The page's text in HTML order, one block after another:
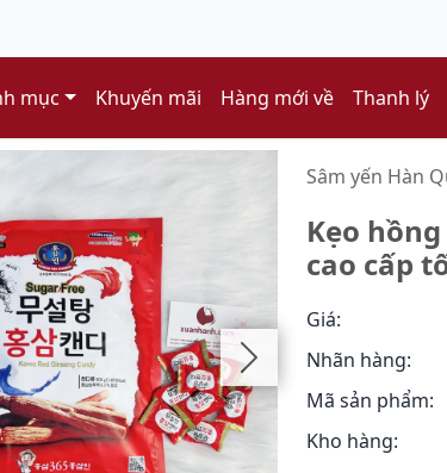
mục Khuyến mãi Hàng mới về Thanh lý
Sâm yến Hàn
Kẹo
cao cấp
Giá:
Nhãn hàng:
Mã sản phẩm:
Kho hàng: